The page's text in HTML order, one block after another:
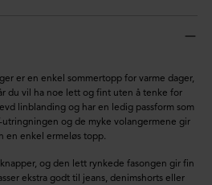
er en enkel sommertopp for varme dager,
du vil ha noe lett og fint uten å tenke for
linblanding og har en ledig passform som
og de myke volangermene gir
en enkel ermeløs topp.
og den lett rynkede fasongen gir fin
ekstra godt til jeans, denimshorts eller